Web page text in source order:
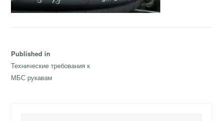
Навигация
по
записям
Published in
Технические требования к
МБС рукавам